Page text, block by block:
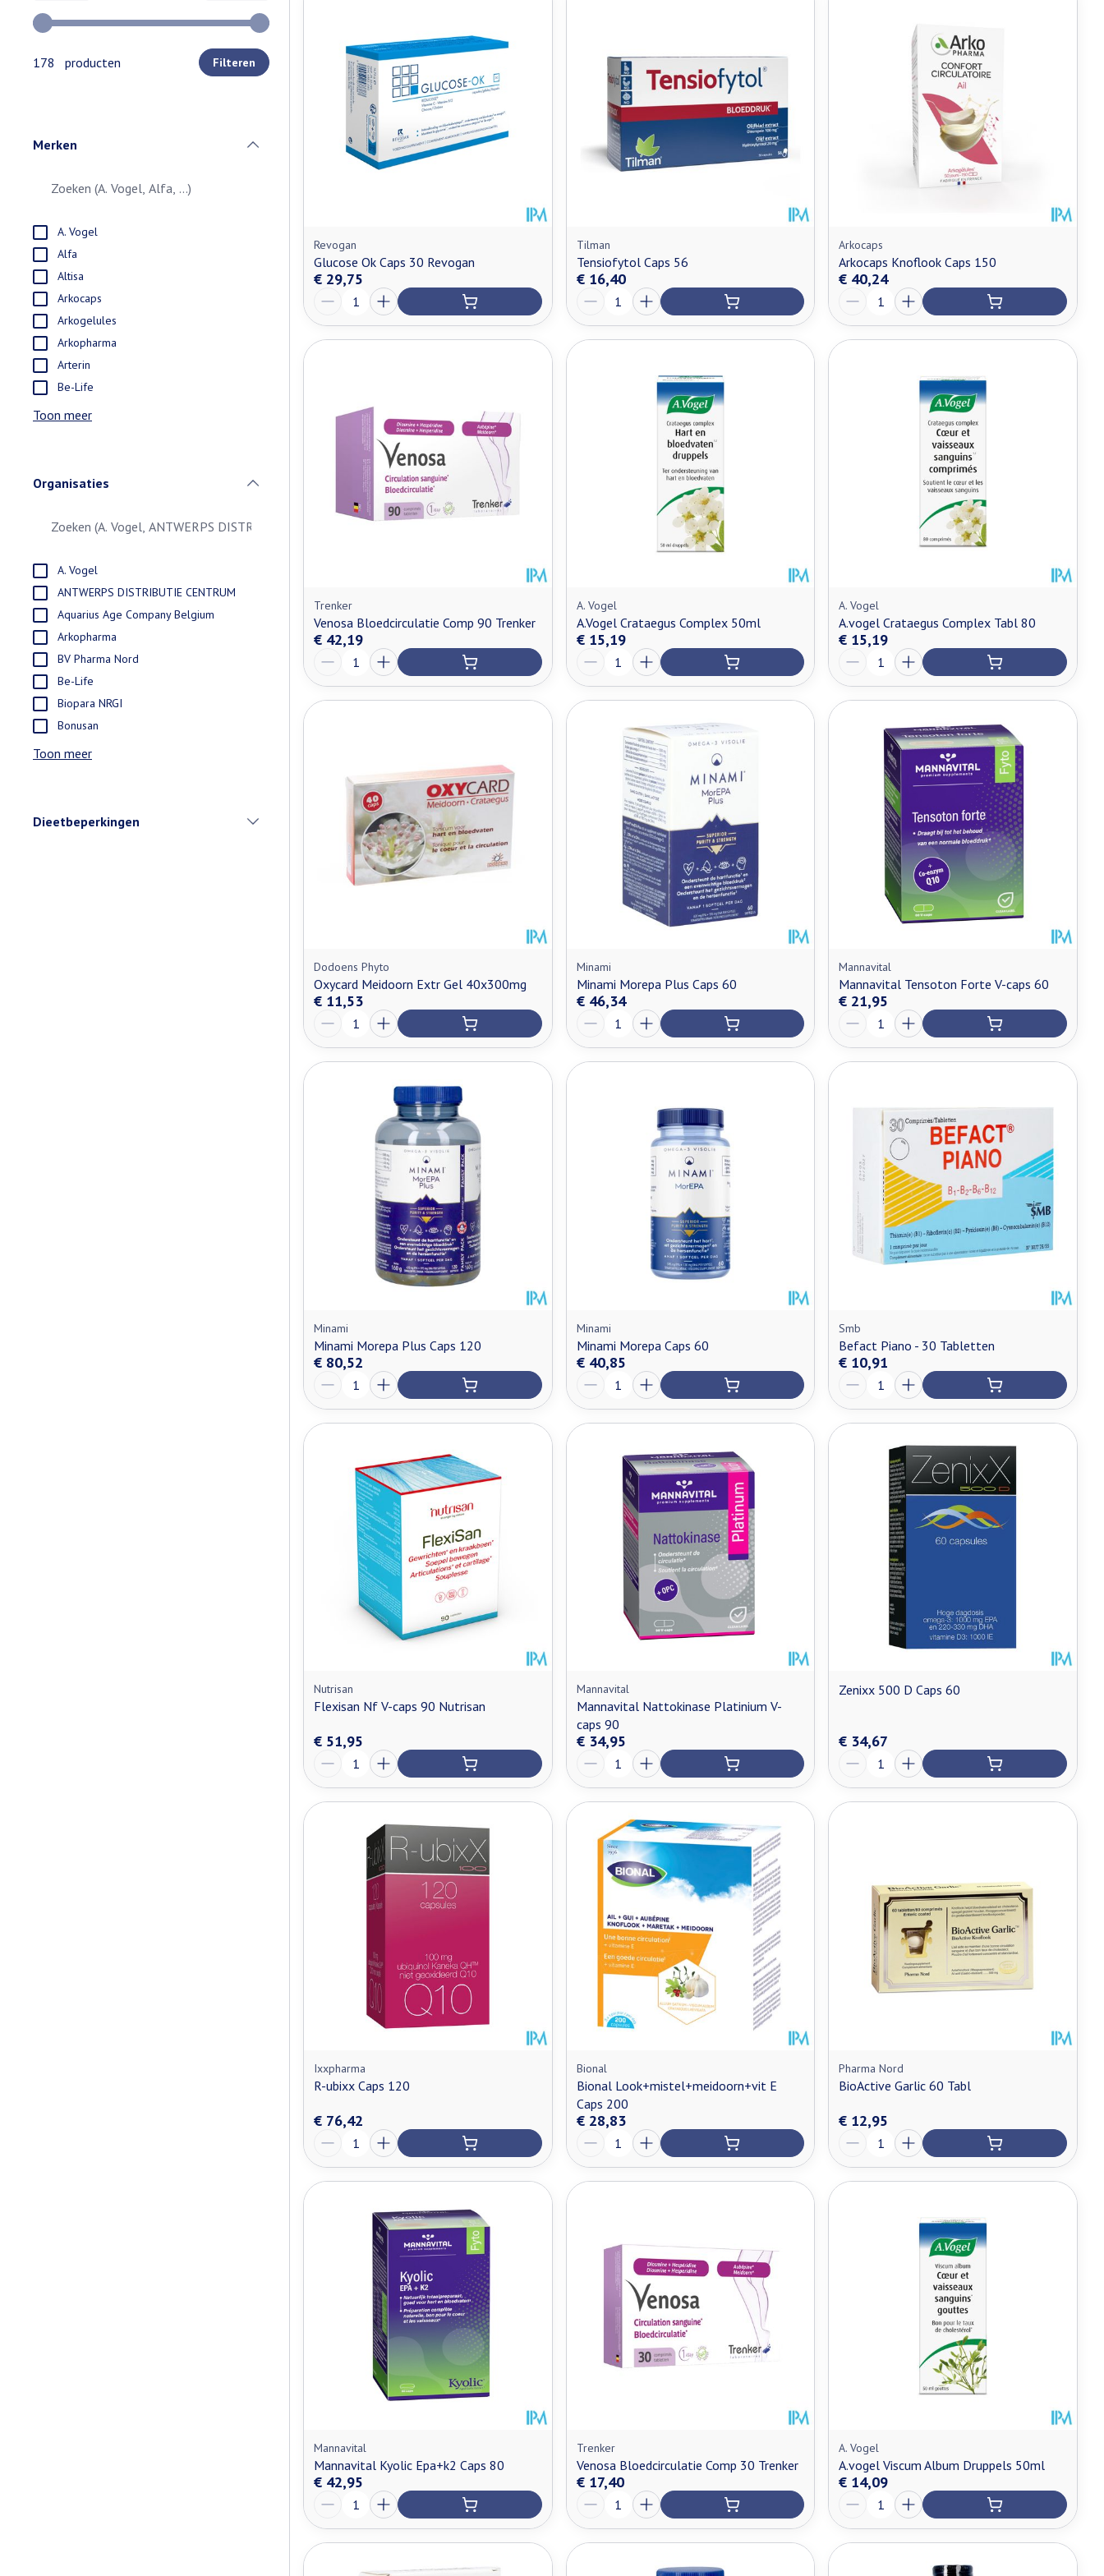
Gebruik de pijltjestoetsen links en rechts om de minimale en maximale prijswaarden aan te passen.
178 producten Filteren
Merken
A. Vogel
Alfa
Altisa
Arkocaps
Arkogelules
Arkopharma
Arterin
Be-Life
Toon meer
Organisaties
A. Vogel
ANTWERPS DISTRIBUTIE CENTRUM
Aquarius Age Company Belgium
Arkopharma
BV Pharma Nord
Be-Life
Biopara NRGI
Bonusan
Toon meer
Dieetbeperkingen
Revogan
Glucose Ok Caps 30 Revogan
€ 29,75
Tilman
Tensiofytol Caps 56
€ 16,40
Arkocaps
Arkocaps Knoflook Caps 150
€ 40,24
Trenker
Venosa Bloedcirculatie Comp 90 Trenker
€ 42,19
A. Vogel
A.Vogel Crataegus Complex 50ml
€ 15,19
Aantal
A. Vogel
A.vogel Crataegus Complex Tabl 80
€ 15,19
Aantal
Dodoens Phyto
Oxycard Meidoorn Extr Gel 40x300mg
€ 11,53
Minami
Minami Morepa Plus Caps 60
€ 46,34
Aantal
Mannavital
Mannavital Tensoton Forte V-caps 60
€ 21,95
Aantal
Minami
Minami Morepa Plus Caps 120
€ 80,52
Minami
Minami Morepa Caps 60
€ 40,85
Smb
Befact Piano - 30 Tabletten
€ 10,91
Nutrisan
Flexisan Nf V-caps 90 Nutrisan
€ 51,95
Mannavital
Mannavital Nattokinase Platinium V-
caps 90
€ 34,95
Aantal
Zenixx 500 D Caps 60
€ 34,67
Aantal
Ixxpharma
R-ubixx Caps 120
€ 76,42
Bional
Bional Look+mistel+meidoorn+vit E
Caps 200
€ 28,83
Aantal
Pharma Nord
BioActive Garlic 60 Tabl
€ 12,95
Aantal
Mannavital
Mannavital Kyolic Epa+k2 Caps 80
€ 42,95
Trenker
Venosa Bloedcirculatie Comp 30 Trenker
€ 17,40
A. Vogel
A.vogel Viscum Album Druppels 50ml
€ 14,09